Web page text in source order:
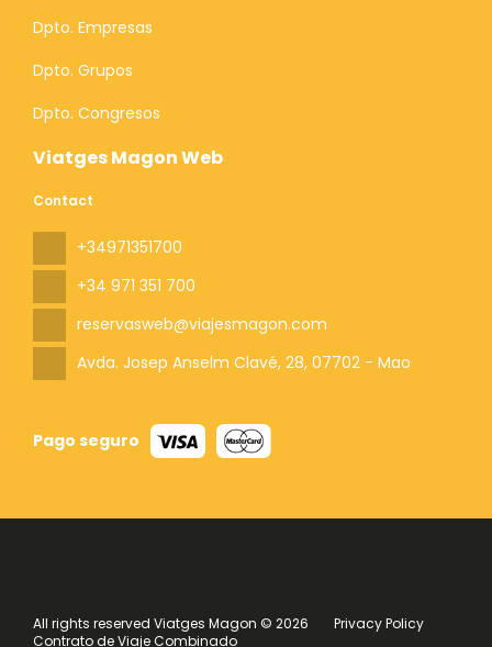
Viatges Magon Web
Contact
+34971351700
+34 971 351 700
reservasweb@viajesmagon.com
Avda. Josep Anselm Clavé, 28, 07702 - Mao
Pago seguro
Dpto. Empresas
Dpto. Grupos
Dpto. Congresos
All rights reserved Viatges Magon © 2026
Privacy Policy
Contrato de Viaje Combinado